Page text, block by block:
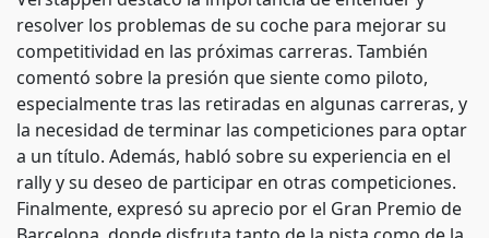
resolver los problemas de su coche para mejorar su
competitividad en las próximas carreras. También
comentó sobre la presión que siente como piloto,
especialmente tras las retiradas en algunas carreras, y
la necesidad de terminar las competiciones para optar
a un título. Además, habló sobre su experiencia en el
rally y su deseo de participar en otras competiciones.
Finalmente, expresó su aprecio por el Gran Premio de